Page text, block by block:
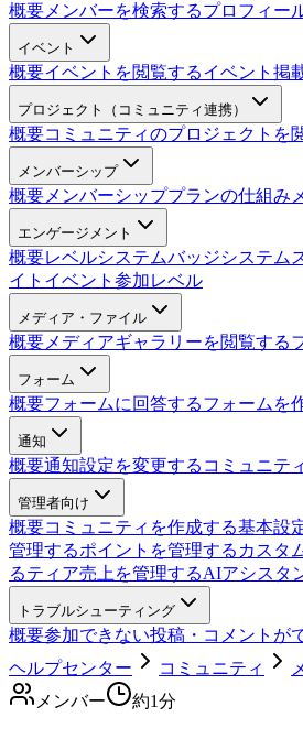
概要 メンバーを検索するプロフィー
イベント
概要イベントを閲覧するイベント掲
プロジェクト（コミュニティ連携）
概要コミュニティのプロジェクトを
メンバーシップ
概要 メンバーシッププランの仕組み
エンゲージメント
概要レベルシステムバッジシステム
イト イベント参加レベル
メディア・ファイル
概要 メディアギャラリーを閲覧する
フォーム
概要フォームに回答するフォームを
通知
概要通知設定を変更する コミュニテ
管理者向け
概要コミュニティを作成する基本設
管理するポイントを管理する カスタ
るティア売上を管理するAIアシスタ
トラブルシューティング
概要参加できない投稿・コメントが
ヘルプセンター
コミュニティ
メンバー
約1分